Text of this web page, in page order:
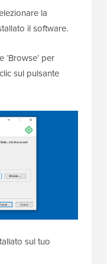
la
il software.
‘Browse’ per
sul pulsante
sul tuo